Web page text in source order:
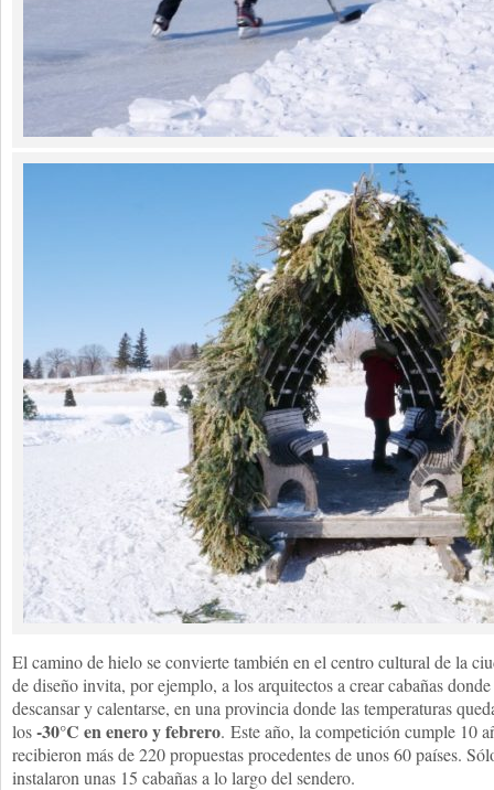
El camino de hielo se convierte también en el centro cultural de la
de diseño invita, por ejemplo, a los arquitectos a crear cabañas
descansar y calentarse, en una provincia donde las temperaturas
los-30°C en enero y febrero. Este año, la competición cumple 10
recibieron más de 220 propuestas procedentes de unos 60 países.
instalaron unas 15 cabañas a lo largo del sendero.